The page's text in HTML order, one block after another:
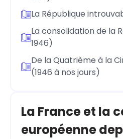
La République
La consolidation de la
1946)
De la Quatrième à la
(1946 à nos jours)
La France et la
européenne